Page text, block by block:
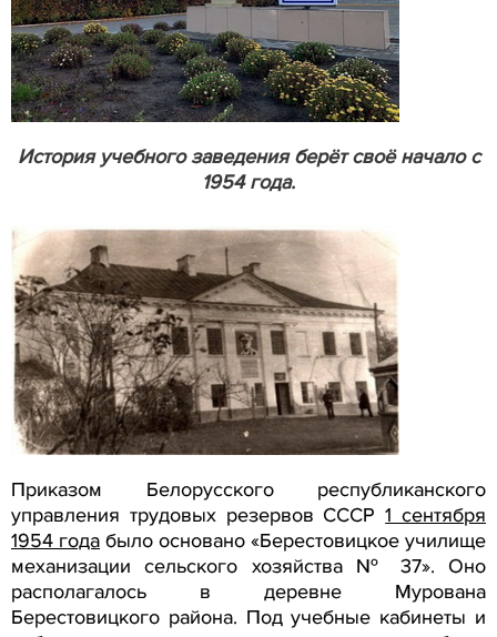
История учебного заведения берёт своё начало с
1954 года.
Приказом Белорусского республиканского
управления трудовых резервов СССР1 сентября
1954 года было основано «Берестовицкое училище
механизации сельского хозяйства № 37». Оно
располагалось в деревне Мурована
Берестовицкого района. Под учебные кабинеты и